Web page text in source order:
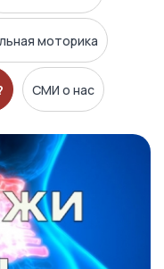
моторика
СМИ о нас